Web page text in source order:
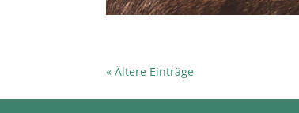
« Ältere Einträge